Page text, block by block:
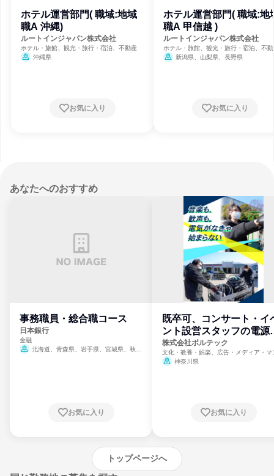
ホテル運営部門( 職域:地域
職A 沖縄)
ルートインジャパン株式会社
ホテル・旅館、観光・旅行・宿泊、不動産
沖縄県
お気に入り
ホテル運営部門( 職域:地
職A 甲信越 )
ルートインジャパン株式会社
ホテル・旅館、観光・旅行・宿泊、不
新潟県、山梨県、長野県
お気に入り
あなたへのおすすめ
事務職員・総合職コース
日本銀行
金融
北海道、青森県、岩手県、宮城県、秋田
崎県、熊本県、大分県、宮崎県、鹿児島県、
お気に入り
既卒可、コンサート・イ
ント設営スタッフの電源
門
株式会社ボルテック
文化・教養・娯楽、広告・メディア・マ
ミ、電力・ガス・水道・エネルギー
神奈川県
お気に入り
トップページへ